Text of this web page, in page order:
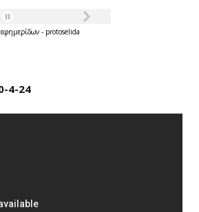
εφημερίδων - protoselida
4-24